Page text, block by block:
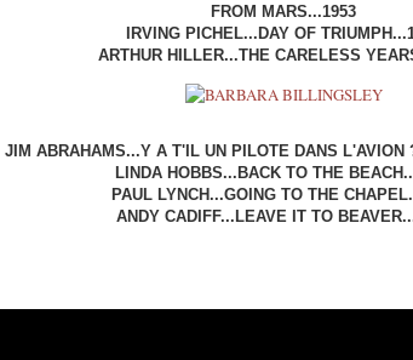
FROM MARS...1953
IRVING PICHEL...DAY OF
ARTHUR HILLER...THE CARELESS
JIM ABRAHAMS...Y A T'IL UN PILOTE DANS L'AVION
LINDA HOBBS...BACK TO THE
PAUL LYNCH...GOING TO THE
ANDY CADIFF...LEAVE IT TO